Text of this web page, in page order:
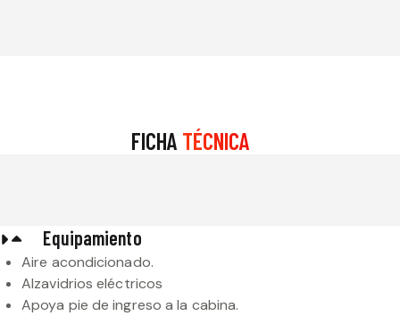
FICHA TÉCNICA
Equipamiento
Aire acondicionado.
Alzavidrios eléctricos
Apoya pie de ingreso a la cabina.